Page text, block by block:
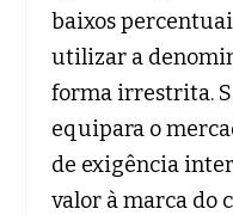
baixos
utilizar a
forma irrestrita.
equipara o
de exigência
valor à marca do